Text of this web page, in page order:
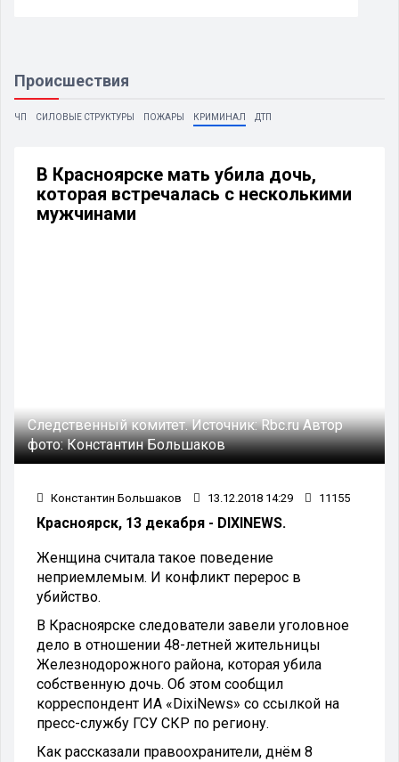
Происшествия
ЧП СИЛОВЫЕ СТРУКТУРЫ ПОЖАРЫ КРИМИНАЛ ДТП
В Красноярске мать убила дочь,
которая встречалась с несколькими
мужчинами
Следственный комитет.Источник:Rbc.ruАвтор
фото:Константин Большаков
Константин Большаков 13.12.2018 14:29 11155
Красноярск, 13 декабря - DIXINEWS.
Женщина считала такое поведение
неприемлемым. И конфликт перерос в
убийство.
В Красноярске следователи завели уголовное
дело в отношении 48-летней жительницы
Железнодорожного района, которая убила
собственную дочь. Об этом сообщил
корреспондент ИА «DixiNews» со ссылкой на
пресс-службу ГСУ СКР по региону.
Как рассказали правоохранители, днём 8